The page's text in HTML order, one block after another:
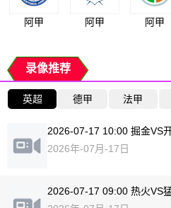
阿甲 阿甲 阿甲
录像推荐
英超 德甲 法甲
2026-07-17 10:00 掘金VS
2026年-07月-17日
2026-07-17 09:00 热火VS